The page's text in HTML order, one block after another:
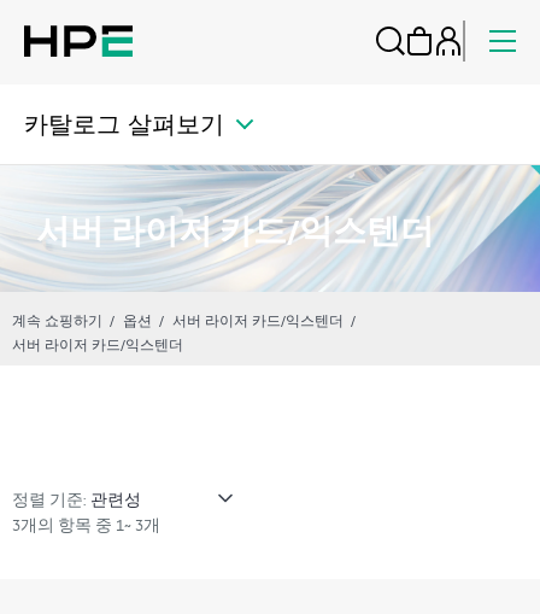
카탈로그 살펴보기
서버 라이저 카드/익스텐더
계속 쇼핑하기 옵션
서버 라이저 카드/익스텐더
서버 라이저 카드/익스텐더
정렬 기준:
3개의 항목 중 1~ 3개